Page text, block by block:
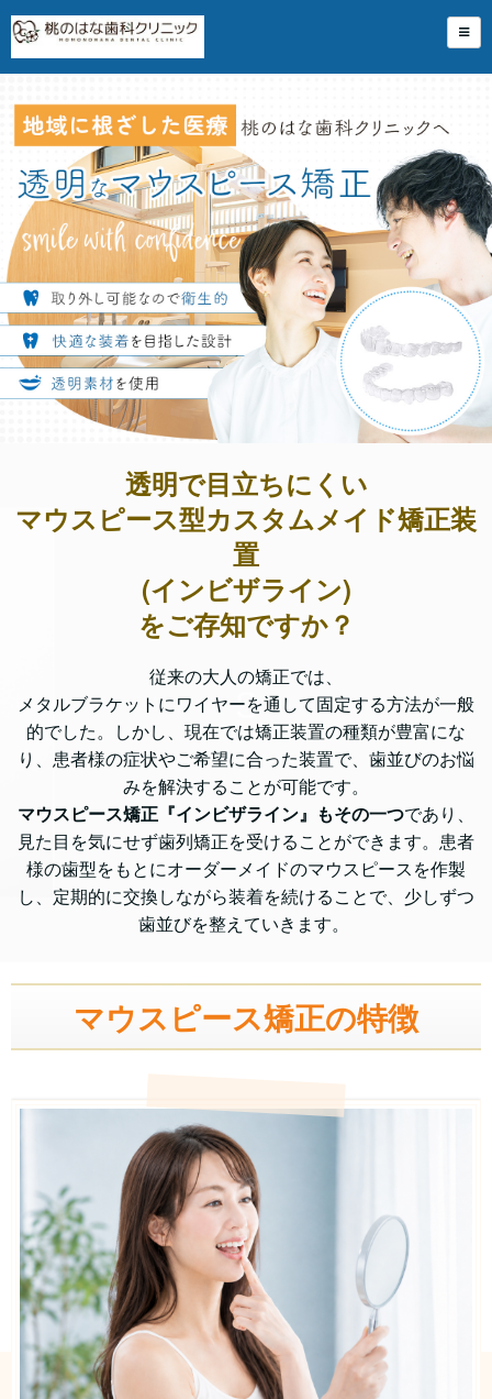
透明で目立ちにくい
マウスピース型カスタムメイド矯正装
置
(インビザライン)
をご存知ですか？
従来の大人の矯正では、
メタルブラケットにワイヤーを通して固定する方法が一般
的でした。しかし、現在では矯正装置の種類が豊富にな
り、患者様の症状やご希望に合った装置で、歯並びのお悩
みを解決することが可能です。
マウスピース矯正『インビザライン』もその一つであり、
見た目を気にせず歯列矯正を受けることができます。患者
様の歯型をもとにオーダーメイドのマウスピースを作製
し、定期的に交換しながら装着を続けることで、少しずつ
歯並びを整えていきます。
マウスピース矯正の特徴